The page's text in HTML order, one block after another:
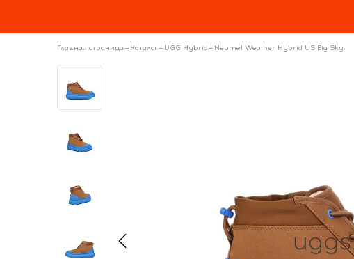
Главная страница— Каталог— UGG Hybrid— Neumel Weather Hybrid US Big Sky